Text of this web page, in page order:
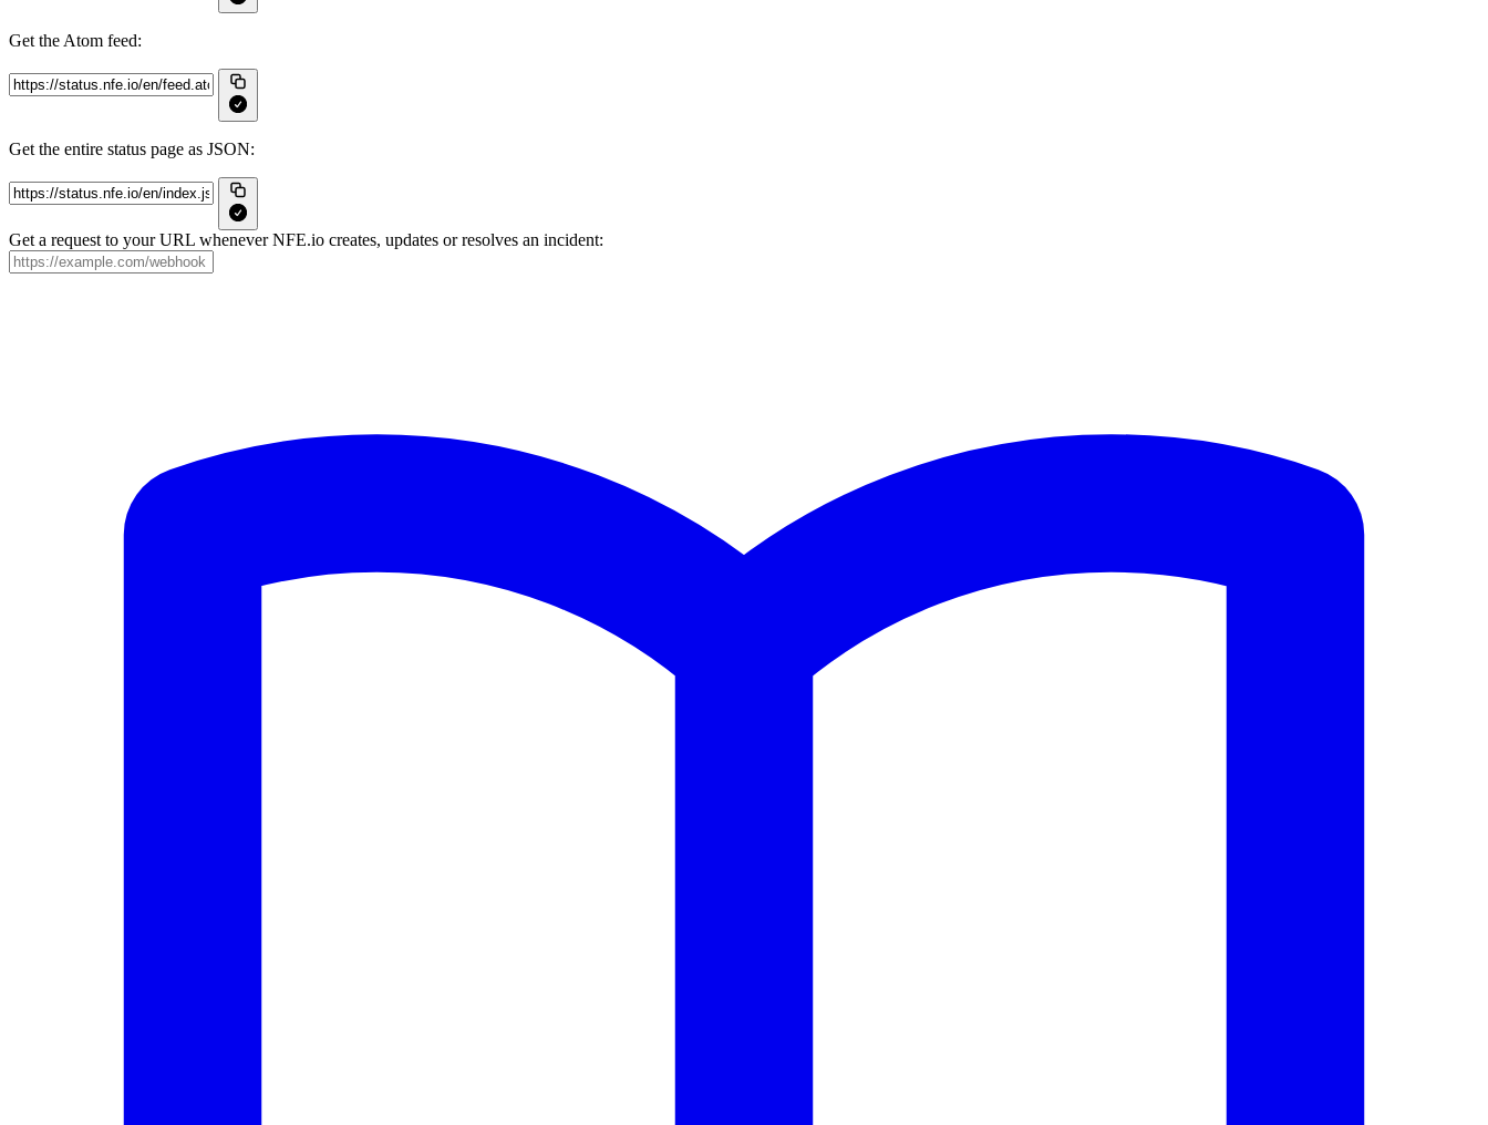
Get the Atom feed:
Get the entire status page as JSON:
Get a request to your URL whenever NFE.io creates, updates or resolves an incident: